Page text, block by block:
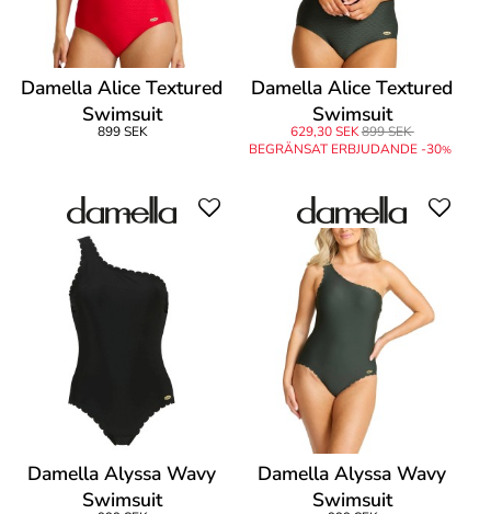
Damella Alice Textured
Swimsuit
899 SEK
Damella Alice Textured
Swimsuit
629,30 SEK899 SEK
BEGRÄNSAT ERBJUDANDE -30%
Damella Alyssa Wavy
Swimsuit
Damella Alyssa Wavy
Swimsuit